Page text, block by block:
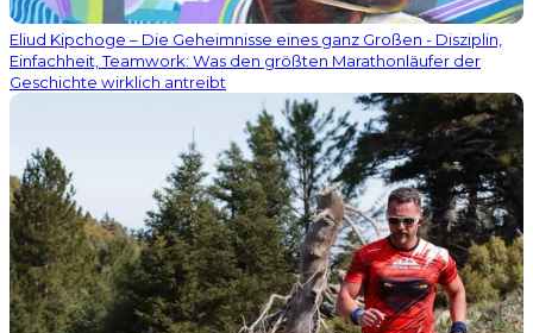
Eliud Kipchoge – Die Geheimnisse eines ganz Großen - Disziplin,
Einfachheit, Teamwork: Was den größten Marathonläufer der
Geschichte wirklich antreibt